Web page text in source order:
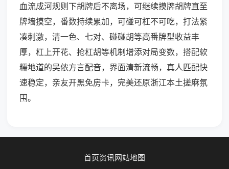
血流成河规则下胡牌后不离场，可继续摸牌胡牌直至
牌墙摸空，番数持续累加，可碰可杠不可吃，打法紧
凑刺激，清一色、七对、碰碰胡等高番牌型收益丰
厚，杠上开花、抢杠胡等机制增添对局变数，搭配软
糯地道的吴侬方言配音，界面清新流畅，真人匹配快
速稳定，亲友开黑免房卡，完美还原浙江本土搓麻氛
围。
首页资讯网站地图